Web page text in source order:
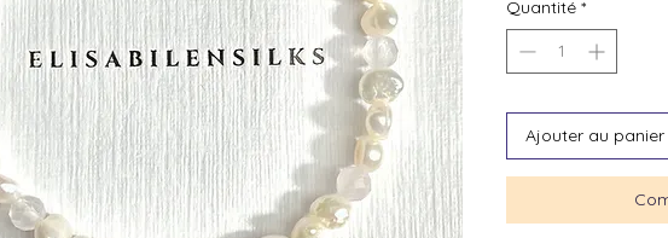
Quantité *
Ajouter au panier